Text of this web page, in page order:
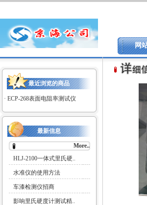
网
最近浏览的商品
· ECP-268表面电阻率测试仪
最新信息
More..
HLJ-2100一体式里氏硬..
水准仪的使用方法
车漆检测仪招商
影响里氏硬度计测试精..